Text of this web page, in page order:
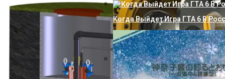
Как Избавиться От Извести В
Когда Выйдет Игра ГТА 6 В